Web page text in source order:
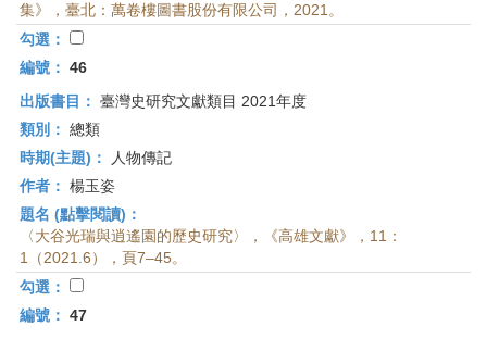
集》，臺北：萬卷樓圖書股份有限公司，2021。
勾選：
編號： 46
出版書目： 臺灣史研究文獻類目 2021年度
類別： 總類
時期(主題)：
人物傳記
作者： 楊玉姿
題名 (點擊閱讀)：
〈大谷光瑞與逍遙園的歷史研究〉，《高雄文獻》，11：
1（2021.6），頁7–45。
勾選：
編號： 47